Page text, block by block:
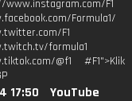
F1
Formula1/
F1
formula1
@f1
17:50
YouTube